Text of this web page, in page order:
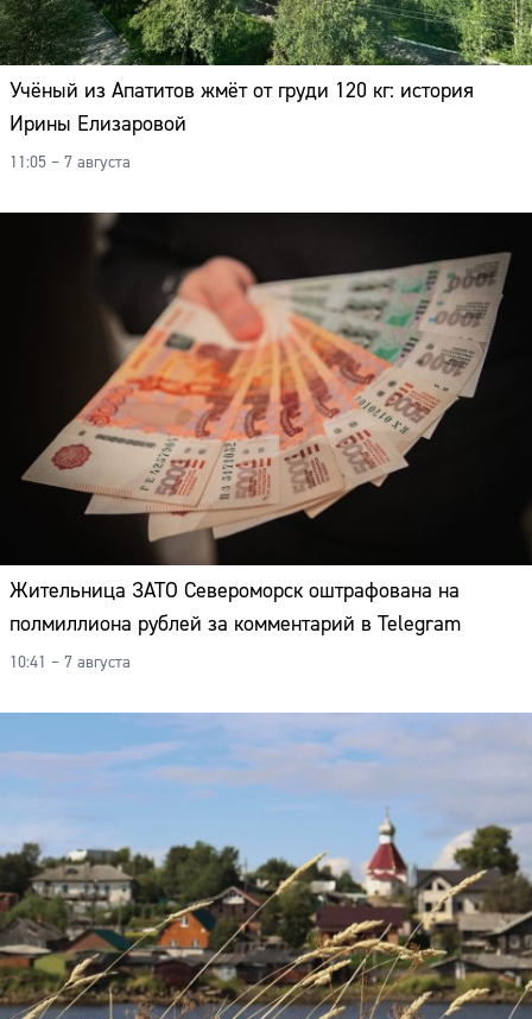
Учёный из Апатитов жмёт от груди 120 кг: история
Ирины Елизаровой
11:05 – 7 августа
Жительница ЗАТО Североморск оштрафована на
полмиллиона рублей за комментарий в Telegram
10:41 – 7 августа
Адрес:
Телефон: